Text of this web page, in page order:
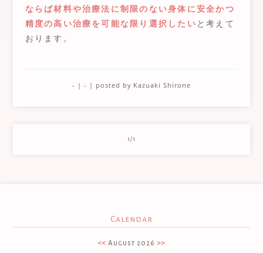
ならば材料や治療法に制限のない身体に安全かつ
精度の高い治療を可能な限り選択したい と考えて
おります。
- | - | posted by Kazuaki Shirone
1/1
Calendar
<< August 2026 >>